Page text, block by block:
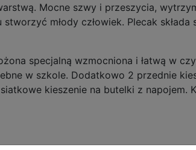
Mocne szwy i przeszycia,
młody człowiek. Plecak
specjalną wzmocniona i łatwą w
w szkole. Dodatkowo 2 przednie
kieszenie na butelki z napojem.